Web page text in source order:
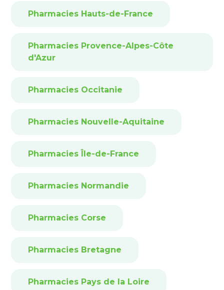
Pharmacies Hauts-de-France
Pharmacies Provence-Alpes-Côte
d'Azur
Pharmacies Occitanie
Pharmacies Nouvelle-Aquitaine
Pharmacies Île-de-France
Pharmacies Normandie
Pharmacies Corse
Pharmacies Bretagne
Pharmacies Pays de la Loire